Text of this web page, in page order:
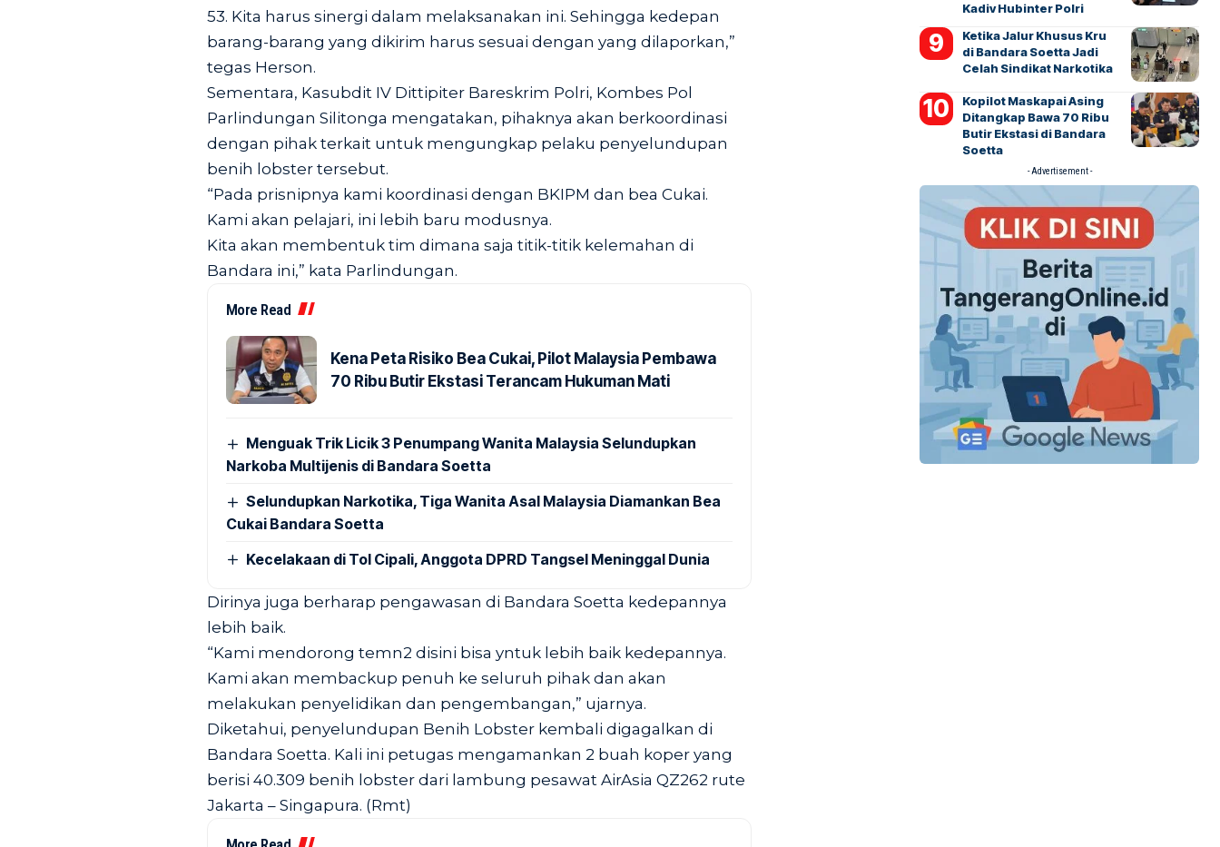
53. Kita harus sinergi dalam melaksanakan ini. Sehingga kedepan
barang-barang yang dikirim harus sesuai dengan yang dilaporkan,”
tegas Herson.
Sementara, Kasubdit IV Dittipiter Bareskrim Polri, Kombes Pol
Parlindungan Silitonga mengatakan, pihaknya akan berkoordinasi
dengan pihak terkait untuk mengungkap pelaku penyelundupan
benih lobster tersebut.
“Pada prisnipnya kami koordinasi dengan BKIPM dan bea Cukai.
Kami akan pelajari, ini lebih baru modusnya.
Kita akan membentuk tim dimana saja titik-titik kelemahan di
Bandara ini,” kata Parlindungan.
More Read
Kena Peta Risiko Bea Cukai, Pilot Malaysia Pembawa
70 Ribu Butir Ekstasi Terancam Hukuman Mati
Menguak Trik Licik 3 Penumpang Wanita Malaysia Selundupkan
Narkoba Multijenis di Bandara Soetta
Selundupkan Narkotika, Tiga Wanita Asal Malaysia Diamankan Bea
Cukai Bandara Soetta
Kecelakaan di Tol Cipali, Anggota DPRD Tangsel Meninggal Dunia
Dirinya juga berharap pengawasan di Bandara Soetta kedepannya
lebih baik.
“Kami mendorong temn2 disini bisa yntuk lebih baik kedepannya.
Kami akan membackup penuh ke seluruh pihak dan akan
melakukan penyelidikan dan pengembangan,” ujarnya.
Diketahui, penyelundupan Benih Lobster kembali digagalkan di
Bandara Soetta. Kali ini petugas mengamankan 2 buah koper yang
berisi 40.309 benih lobster dari lambung pesawat AirAsia QZ262 rute
Jakarta – Singapura. (Rmt)
Kadiv Hubinter Polri
Ketika Jalur Khusus Kru
di Bandara Soetta Jadi
Celah Sindikat Narkotika
Kopilot Maskapai Asing
Ditangkap Bawa 70 Ribu
Butir Ekstasi di Bandara
Soetta
- Advertisement -